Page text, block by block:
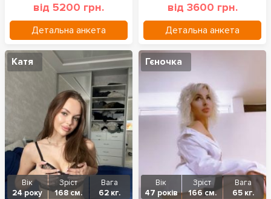
від 5200 грн.
Детальна анкета
від 3600 грн.
Детальна анкета
Катя
Вік
24 року
Зріст
168 см.
Вага
62 кг.
Гєночка
Вік
47 років
Зріст
166 см.
Вага
65 кг.